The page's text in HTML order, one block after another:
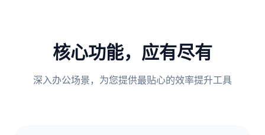
核心功能，应有尽有
深入办公场景，为您提供最贴心的效率提升工具